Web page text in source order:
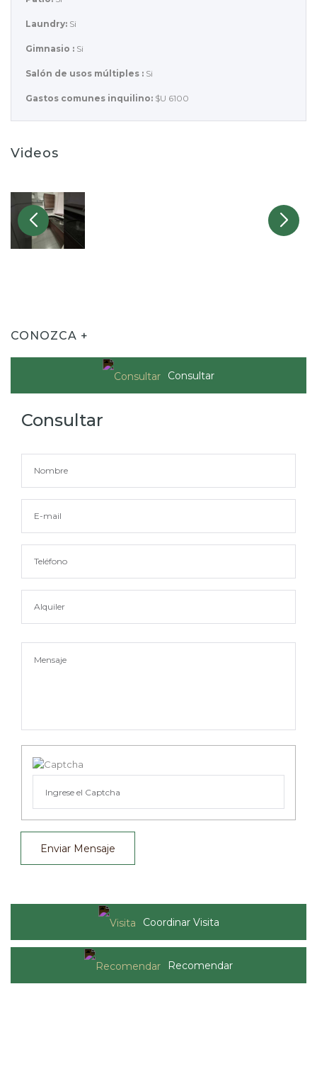
Laundry: Si
Gimnasio : Si
Salón de usos múltiples : Si
Gastos comunes inquilino: $U 6100
Videos
CONOZCA +
Consultar
Consultar
Enviar Mensaje
Coordinar Visita
Recomendar